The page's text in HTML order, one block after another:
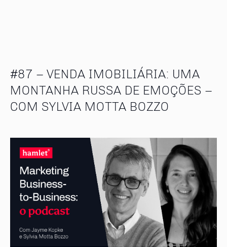
#87 – VENDA IMOBILIÁRIA: UMA
MONTANHA RUSSA DE EMOÇÕES –
COM SYLVIA MOTTA BOZZO